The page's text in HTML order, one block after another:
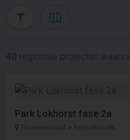
Park Lokhorst fase 2a
Bloemendaal > Bennebroek